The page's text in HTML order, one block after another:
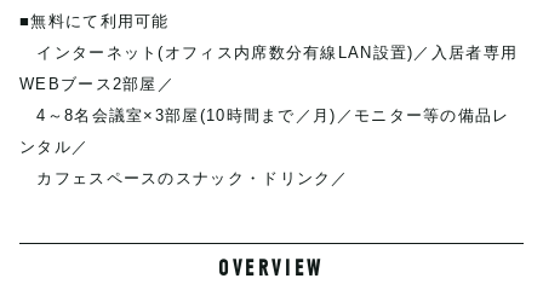
■無料にて利用可能
インターネット(オフィス内席数分有線LAN設置)／入居者専用
WEBブース2部屋／
4～8名会議室×3部屋(10時間まで／月)／モニター等の備品レ
ンタル／
カフェスペースのスナック・ドリンク／
OVERVIEW